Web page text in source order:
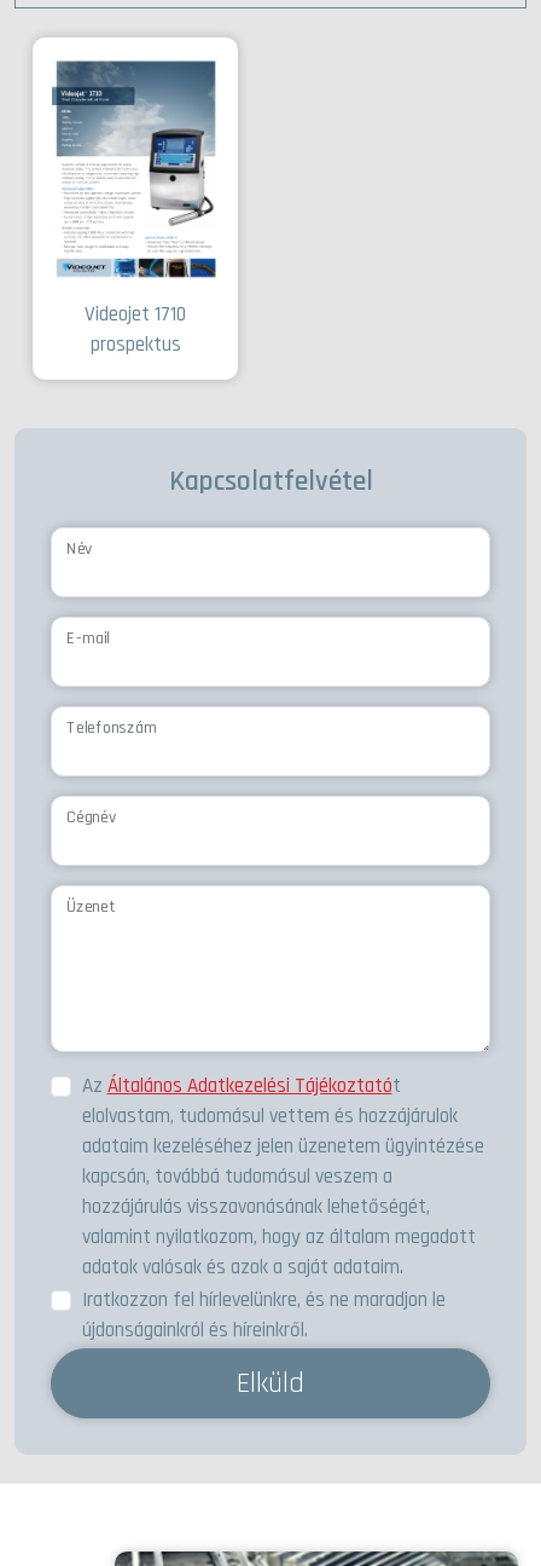
Kapcsolatfelvétel
Név
E-mail
Telefonszám
Cégnév
Üzenet
Az Általános Adatkezelési Tájékoztatót
elolvastam, tudomásul vettem és hozzájárulok
adataim kezeléséhez jelen üzenetem ügyintézése
kapcsán, továbbá tudomásul veszem a
hozzájárulás visszavonásának lehetőségét,
valamint nyilatkozom, hogy az általam megadott
adatok valósak és azok a saját adataim.
Iratkozzon fel hírlevelünkre, és ne maradjon le
újdonságainkról és híreinkről.
Elküld
Videojet 1710
prospektus